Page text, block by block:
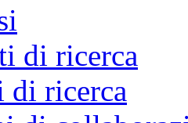
di ricerca
di ricerca